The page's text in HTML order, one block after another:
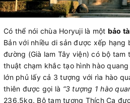
Có thể nói chùa Horyuji là một bảo
Bản với nhiều di sản được xếp hạng
đường (Già lam Tây viện) có bộ tam
thuật chạm khắc tạo hình hào
lớn phủ lấy cả 3 tượng với rìa hào
thiên được gọi là “3 tượng 1 hào
236,5kg. Bộ tam tượng Thích Ca